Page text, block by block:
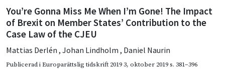
You’re Gonna Miss Me When I’m Gone! The Impact
of Brexit on Member States’ Contribution to the
Case Law of the CJEU
Mattias Derlén , Johan Lindholm , Daniel Naurin
Publicerad iEuroparättslig tidskrift 2019 3, oktober 2019s. 381–396